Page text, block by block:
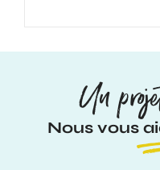
Un
Nous vous